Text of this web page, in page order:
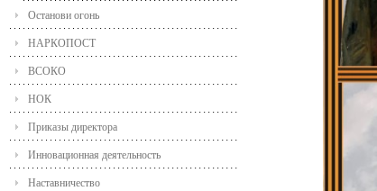
Останови огонь
НАРКОПОСТ
ВСОКО
НОК
Приказы директора
Инновационная деятельность
Наставничество